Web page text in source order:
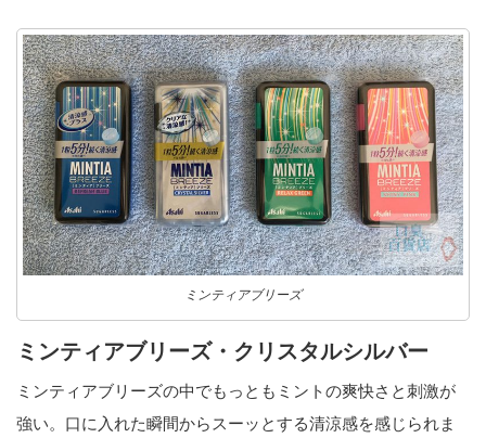
ミンティアブリーズ
ミンティアブリーズ・クリスタルシルバー
ミンティアブリーズの中でもっともミントの爽快さと刺激が
強い。口に入れた瞬間からスーッとする清涼感を感じられま